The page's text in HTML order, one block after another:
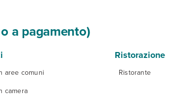
a pagamento)
aree comuni
camera
Ristorazione
Ristorante